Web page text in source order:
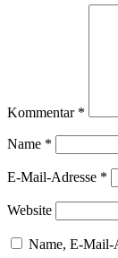
Kommentar *
Name *
E-Mail-Adresse *
Website
Name, E-Mail-